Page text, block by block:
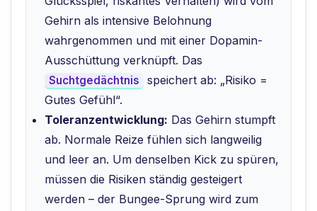
Gehirn als intensive Belohnung
wahrgenommen und mit einer Dopamin-
Ausschüttung verknüpft. Das
Suchtgedächtnis
speichert ab: „Risiko =
Gutes Gefühl“.
Toleranzentwicklung: Das Gehirn stumpft
ab. Normale Reize fühlen sich langweilig
und leer an. Um denselben Kick zu spüren,
müssen die Risiken ständig gesteigert
werden – der Bungee-Sprung wird zum